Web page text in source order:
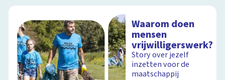
Waarom doen
mensen
vrijwilligerswerk?
Story over jezelf
inzetten voor de
maatschappij